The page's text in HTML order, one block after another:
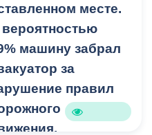
месте.
машину забрал
за
правил